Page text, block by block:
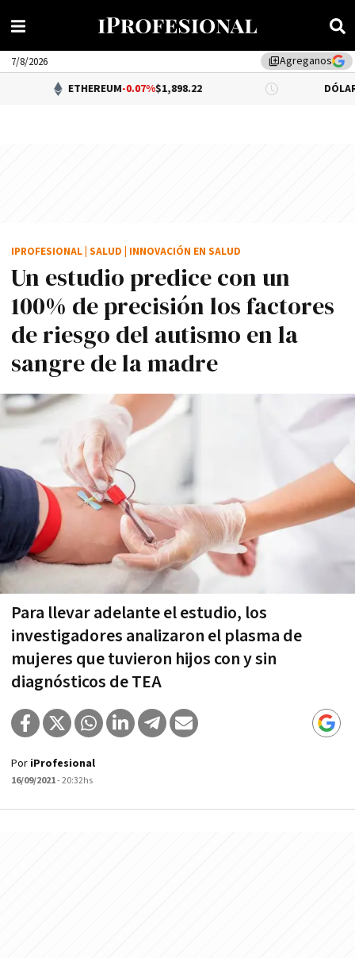
library_addAgreganos
7/8/2026
ETHEREUM-0.07%$1,898.22 DÓLAR BNA
Un estudio predice con un
100% de precisión los factores
de riesgo del autismo en la
sangre de la madre
Para llevar adelante el estudio, los
investigadores analizaron el plasma de
mujeres que tuvieron hijos con y sin
diagnósticos de TEA
IPROFESIONAL SALUD INNOVACIÓN EN SALUD
Por iProfesional
16/09/2021- 20:32hs